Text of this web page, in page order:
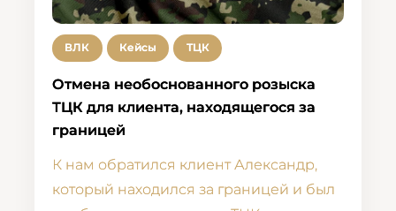
ВЛК Кейсы ТЦК
Отмена необоснованного розыска
ТЦК для клиента, находящегося за
границей
К нам обратился клиент Александр,
который находился за границей и был